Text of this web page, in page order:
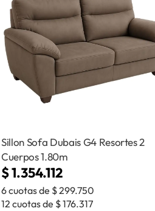
Sillon Sofa Dubais G4 Resortes 2
Cuerpos 1.80m
$1.354.112
6 cuotas de $299.750
12 cuotas de $176.317